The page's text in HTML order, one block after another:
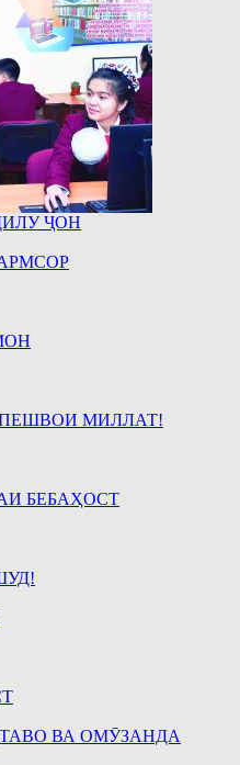
ҶОН
МИЛЛАТ!
БЕБАҲОСТ
ВА ОМӮЗАНДА